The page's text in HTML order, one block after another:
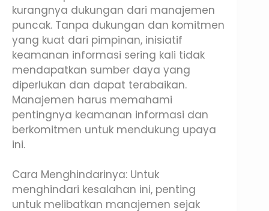
kurangnya dukungan dari manajemen
puncak. Tanpa dukungan dan komitmen
yang kuat dari pimpinan, inisiatif
keamanan informasi sering kali tidak
mendapatkan sumber daya yang
diperlukan dan dapat terabaikan.
Manajemen harus memahami
pentingnya keamanan informasi dan
berkomitmen untuk mendukung upaya
ini.
Cara Menghindarinya: Untuk
menghindari kesalahan ini, penting
untuk melibatkan manajemen sejak